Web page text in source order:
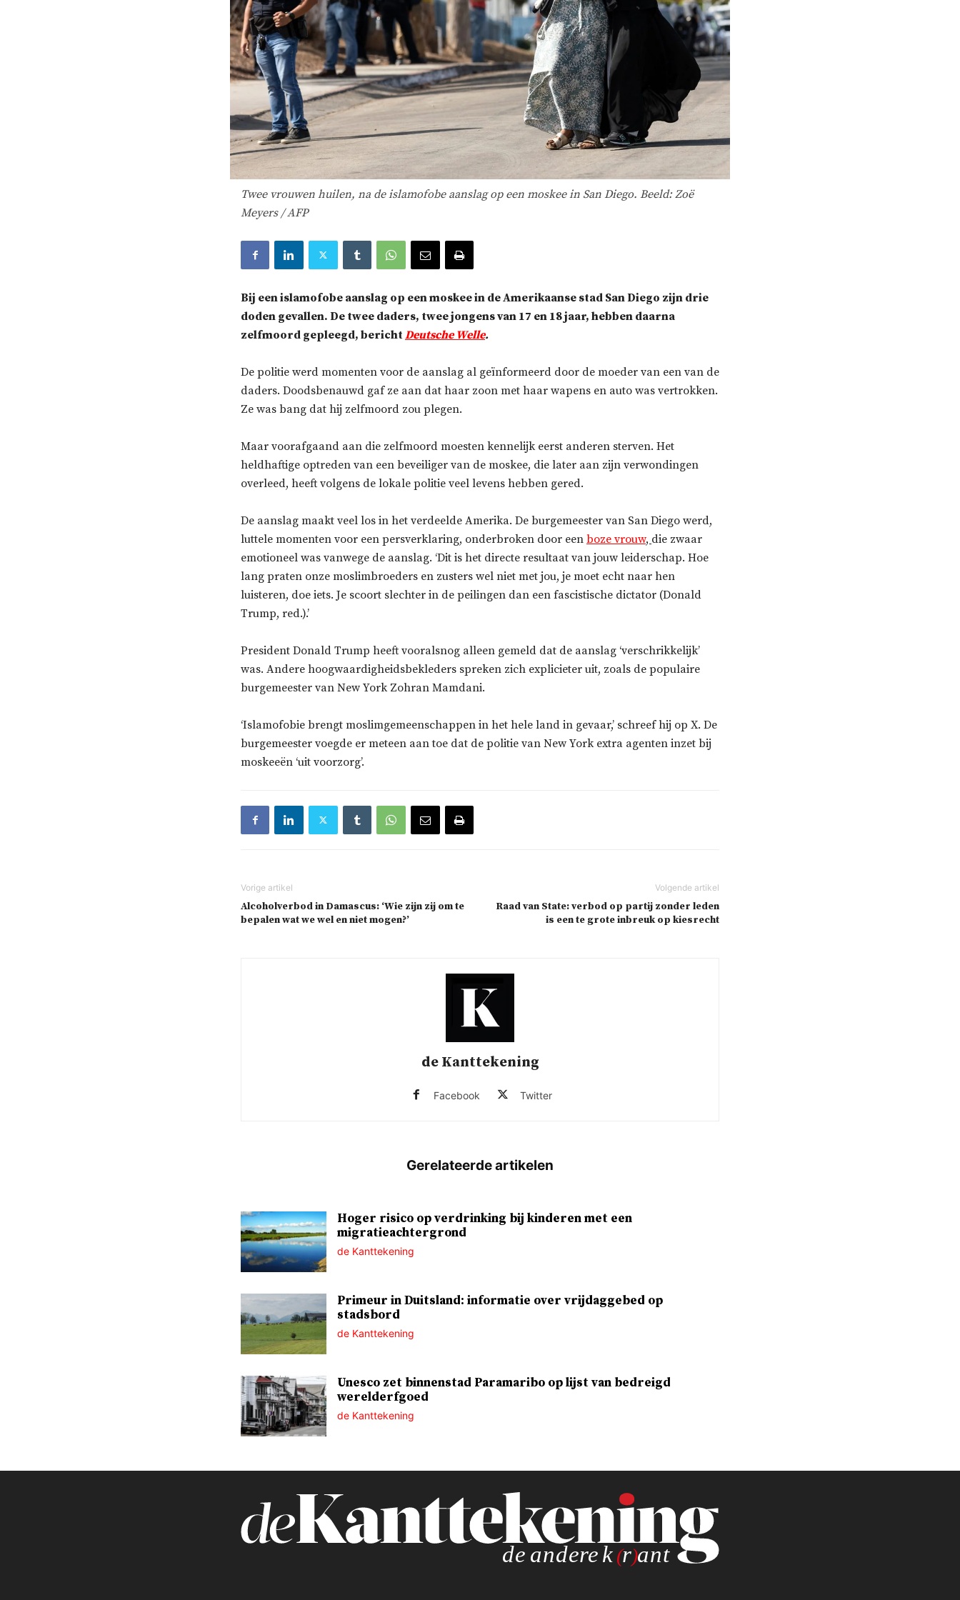
Twee vrouwen huilen, na de islamofobe aanslag op een moskee in San Diego. Beeld: Zoë
Meyers / AFP
Bij een islamofobe aanslag op een moskee in de Amerikaanse stad San Diego zijn drie
doden gevallen. De twee daders, twee jongens van 17 en 18 jaar, hebben daarna
zelfmoord gepleegd, berichtDeutsche Welle.
De politie werd momenten voor de aanslag al geïnformeerd door de moeder van een van de
daders. Doodsbenauwd gaf ze aan dat haar zoon met haar wapens en auto was vertrokken.
Ze was bang dat hij zelfmoord zou plegen.
Maar voorafgaand aan die zelfmoord moesten kennelijk eerst anderen sterven. Het
heldhaftige optreden van een beveiliger van de moskee, die later aan zijn verwondingen
overleed, heeft volgens de lokale politie veel levens hebben gered.
De aanslag maakt veel los in het verdeelde Amerika. De burgemeester van San Diego werd,
luttele momenten voor een persverklaring, onderbroken door een boze vrouw, die zwaar
emotioneel was vanwege de aanslag. ‘Dit is het directe resultaat van jouw leiderschap. Hoe
lang praten onze moslimbroeders en zusters wel niet met jou, je moet echt naar hen
luisteren, doe iets. Je scoort slechter in de peilingen dan een fascistische dictator (Donald
Trump, red.).’
President Donald Trump heeft vooralsnog alleen gemeld dat de aanslag ‘verschrikkelijk’
was. Andere hoogwaardigheidsbekleders spreken zich explicieter uit, zoals de populaire
burgemeester van New York Zohran Mamdani.
‘Islamofobie brengt moslimgemeenschappen in het hele land in gevaar,’ schreef hij op X. De
burgemeester voegde er meteen aan toe dat de politie van New York extra agenten inzet bij
moskeeën ‘uit voorzorg’.
Alcoholverbod in Damascus: ‘Wie zijn zij om te
bepalen wat we wel en niet mogen?’
Raad van State: verbod op partij zonder leden
is een te grote inbreuk op kiesrecht
de Kanttekening
Facebook Twitter
Hoger risico op verdrinking bij kinderen met een
migratieachtergrond
de Kanttekening
Primeur in Duitsland: informatie over vrijdaggebed op
stadsbord
de Kanttekening
Unesco zet binnenstad Paramaribo op lijst van bedreigd
werelderfgoed
de Kanttekening